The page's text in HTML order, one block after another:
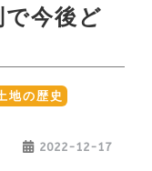
今後ど
地の歴史
2022-12-17